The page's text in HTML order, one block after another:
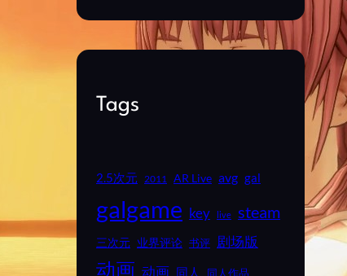
Tags
2.5次元 2011 AR Live avg gal
galgame key live steam
三次元 业界评论 书评 剧场版
动画 动画 同人 同人作品